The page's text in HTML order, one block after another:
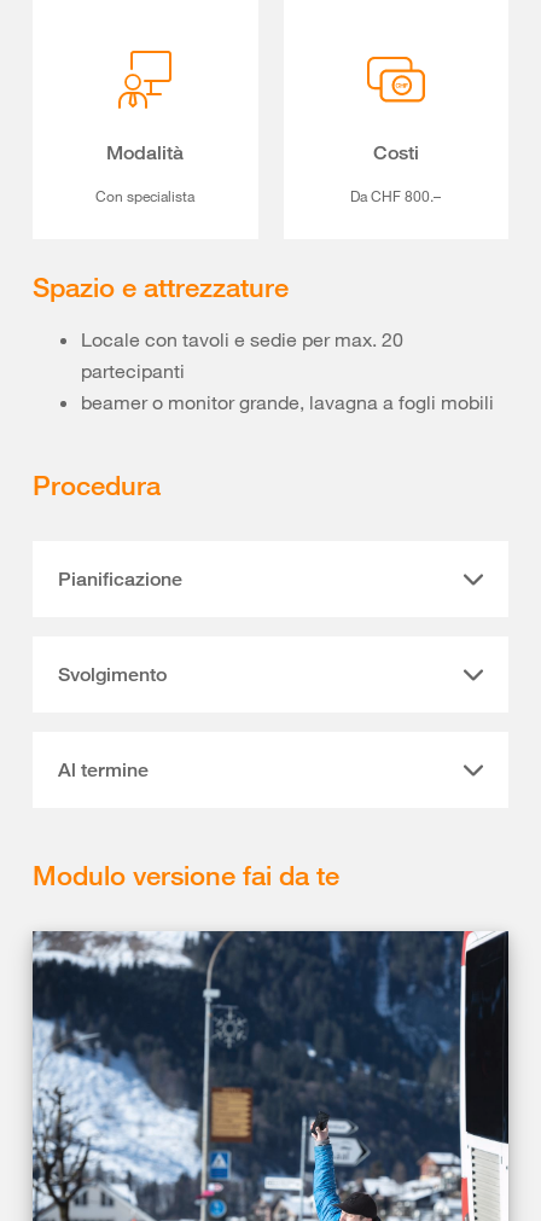
Modalità
Con specialista
Costi
Da CHF 800.–
Spazio e attrezzature
Locale con tavoli e sedie per max. 20
partecipanti
beamer o monitor grande, lavagna a fogli mobili
Procedura
Pianificazione
Svolgimento
Al termine
Modulo versione fai da te